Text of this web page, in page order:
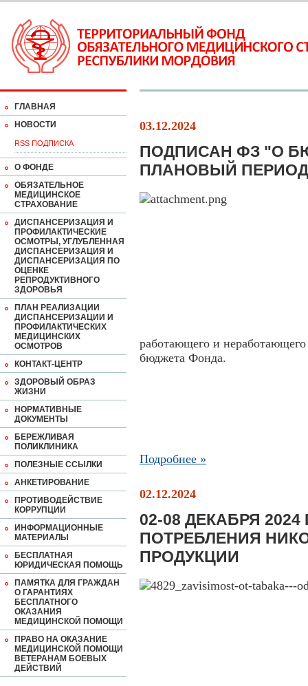
ГЛАВНАЯ
НОВОСТИ
RSS ПОДПИСКА
О ФОНДЕ
ОБЯЗАТЕЛЬНОЕ
МЕДИЦИНСКОЕ
СТРАХОВАНИЕ
ДИСПАНСЕРИЗАЦИЯ И
ПРОФИЛАКТИЧЕСКИЕ
ОСМОТРЫ, УГЛУБЛЕННАЯ
ДИСПАНСЕРИЗАЦИЯ И
ДИСПАНСЕРИЗАЦИЯ ПО
ОЦЕНКЕ
РЕПРОДУКТИВНОГО
ЗДОРОВЬЯ
ПЛАН РЕАЛИЗАЦИИ
ДИСПАНСЕРИЗАЦИИ И
ПРОФИЛАКТИЧЕСКИХ
МЕДИЦИНСКИХ
ОСМОТРОВ
КОНТАКТ-ЦЕНТР
ЗДОРОВЫЙ ОБРАЗ
ЖИЗНИ
НОРМАТИВНЫЕ
ДОКУМЕНТЫ
БЕРЕЖЛИВАЯ
ПОЛИКЛИНИКА
ПОЛЕЗНЫЕ ССЫЛКИ
АНКЕТИРОВАНИЕ
ПРОТИВОДЕЙСТВИЕ
КОРРУПЦИИ
ИНФОРМАЦИОННЫЕ
МАТЕРИАЛЫ
БЕСПЛАТНАЯ
ЮРИДИЧЕСКАЯ ПОМОЩЬ
ПАМЯТКА ДЛЯ ГРАЖДАН
О ГАРАНТИЯХ
БЕСПЛАТНОГО
ОКАЗАНИЯ
МЕДИЦИНСКОЙ ПОМОЩИ
ПРАВО НА ОКАЗАНИЕ
МЕДИЦИНСКОЙ ПОМОЩИ
ВЕТЕРАНАМ БОЕВЫХ
ДЕЙСТВИЙ
03.12.2024
ПОДПИСАН ФЗ "О
ПЛАНОВЫЙ ПЕРИОД
работающего и
бюджета Фонда.
Подробнее »
02.12.2024
02-08 ДЕКАБРЯ
ПОТРЕБЛЕНИЯ
ПРОДУКЦИИ